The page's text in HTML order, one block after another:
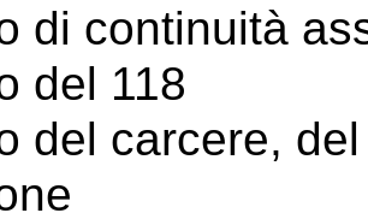
di continuità
del 118
del carcere,